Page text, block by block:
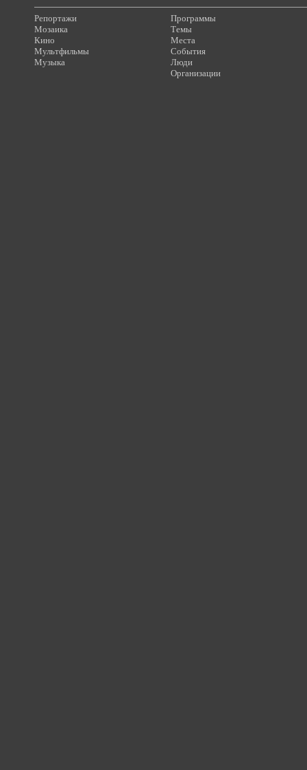
Репортажи
Мозаика
Кино
Мультфильмы
Музыка
Программы
Темы
Места
События
Люди
Организации